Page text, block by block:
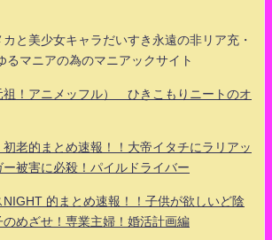
と美少女キャラだいすき永遠の非リア充・
るマニアの為のマニアックサイト
祖！アニメッフル） ひきこもりニートのオ
老的まとめ速報！！大帝イタチにラリアッ
ー被害に必殺！パイルドライバー
NIGHT 的まとめ速報！！子供が欲しいど陰
めざせ！専業主婦！婚活計画編